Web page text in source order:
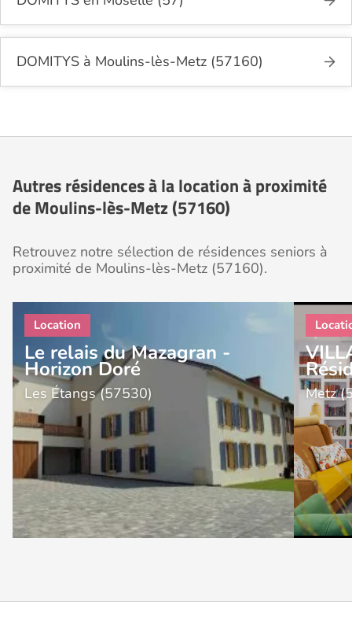
DOMITYS à Moulins-lès-Metz (57160)
Autres résidences à la location à proximité
de Moulins-lès-Metz (57160)
Retrouvez notre sélection de résidences seniors à
proximité de Moulins-lès-Metz (57160).
Le relais du Mazagran -
Horizon Doré
Les Étangs (57530) Metz